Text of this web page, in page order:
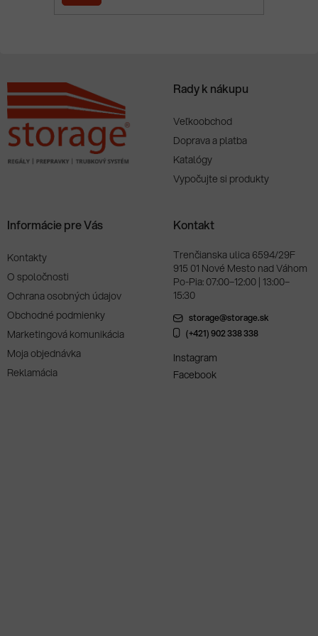
Rady k nákupu
Veľkoobchod
Doprava a platba
Katalógy
Vypočujte si produkty
Informácie pre Vás
Kontakty
O spoločnosti
Ochrana osobných údajov
Obchodné podmienky
Marketingová komunikácia
Moja objednávka
Reklamácia
Kontakt
Trenčianska ulica 6594/29F
915 01 Nové Mesto nad Váhom
Po-Pia: 07:00–12:00 | 13:00–
15:30
storage@storage.sk
(+421) 902 338 338
Instagram
Facebook